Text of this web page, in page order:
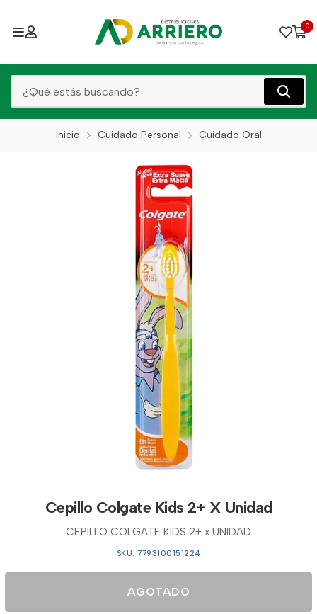
0
Inicio Cuidado Personal Cuidado Oral
Cepillo Colgate Kids 2+ X Unidad
CEPILLO COLGATE KIDS 2+ x UNIDAD
SKU: 7793100151224
AGOTADO